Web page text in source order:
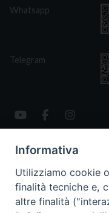
Whatsapp
Telegram
CONTATTI
Via San Giovanni Eudes
06. 661.30.39
fsp@paoline.org
Informativa
Utilizziamo cookie
finalità tecniche e,
altre finalità